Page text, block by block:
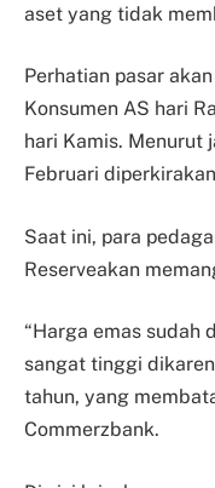
aset yang tidak
Perhatian pasar
Konsumen AS hari
hari Kamis. Menurut
Februari
Saat ini, para
Reserveakan
“Harga emas sudah
sangat tinggi
tahun, yang
Commerzbank.